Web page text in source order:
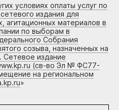
условиях оплаты услуг по
издания для
материалов в
по выборам в
Собрания
созыва, назначенных на
Сетевое издание
(св-во Эл № ФС77-
на региональном
»